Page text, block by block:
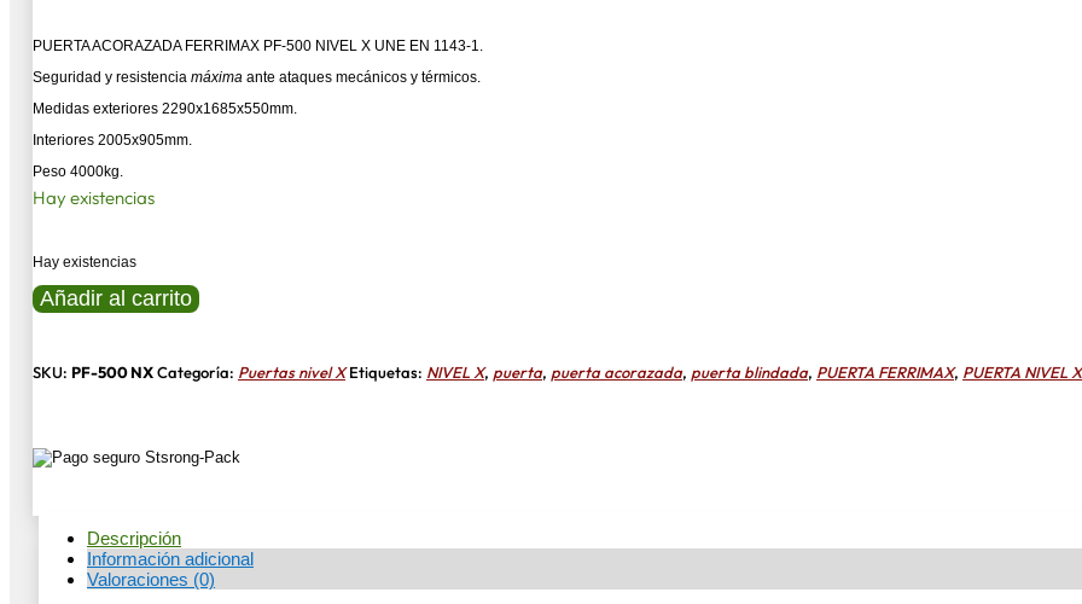
PUERTA ACORAZADA FERRIMAX PF-500 NIVEL X UNE EN 1143-1.
Seguridad y resistencia máxima ante ataques mecánicos y térmicos.
Medidas exteriores 2290x1685x550mm.
Interiores 2005x905mm.
Peso 4000kg.
Hay existencias
Hay existencias
PUERTA
ACORAZADA
500
Añadir al carrito
SKU: PF-500 NXCategoría: Puertas nivel X Etiquetas: NIVEL X, puerta, puerta acorazada, puerta blindada, PUERTA FERRIMAX, PUERTA NIVEL X
Descripción
Información adicional
Valoraciones (0)